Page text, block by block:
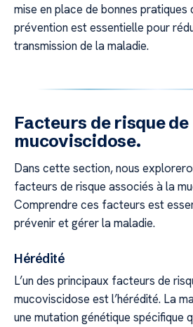
mise en place de bonnes pratiques
prévention est essentielle pour
transmission de la maladie.
Facteurs de risque de
mucoviscidose.
Dans cette section, nous
facteurs de risque associés à la
Comprendre ces facteurs est
prévenir et gérer la maladie.
Hérédité
L’un des principaux facteurs de
mucoviscidose est l’hérédité. La
une mutation génétique spécifique